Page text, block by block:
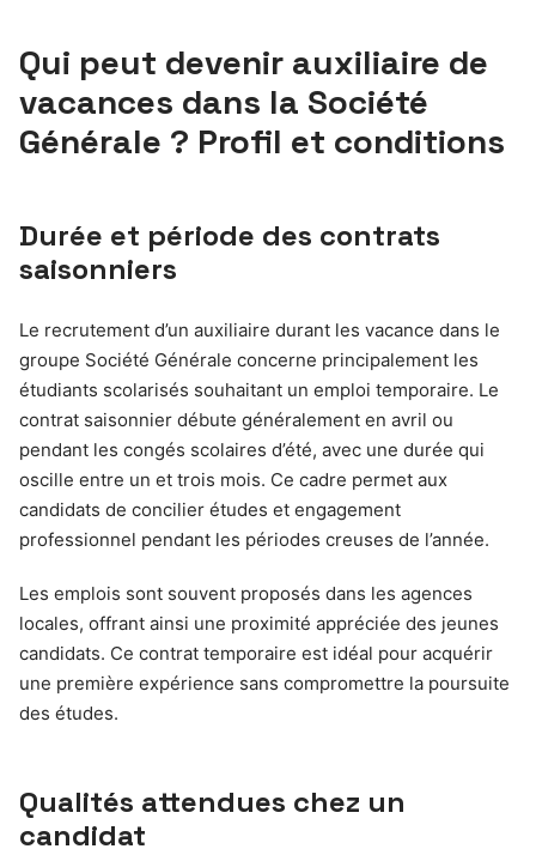
Qui peut devenir auxiliaire de
vacances dans la Société
Générale ? Profil et conditions
Durée et période des contrats
saisonniers
Le recrutement d’un auxiliaire durant les vacance dans le
groupe Société Générale concerne principalement les
étudiants scolarisés souhaitant un emploi temporaire. Le
contrat saisonnier débute généralement en avril ou
pendant les congés scolaires d’été, avec une durée qui
oscille entre un et trois mois. Ce cadre permet aux
candidats de concilier études et engagement
professionnel pendant les périodes creuses de l’année.
Les emplois sont souvent proposés dans les agences
locales, offrant ainsi une proximité appréciée des jeunes
candidats. Ce contrat temporaire est idéal pour acquérir
une première expérience sans compromettre la poursuite
des études.
Qualités attendues chez un
candidat